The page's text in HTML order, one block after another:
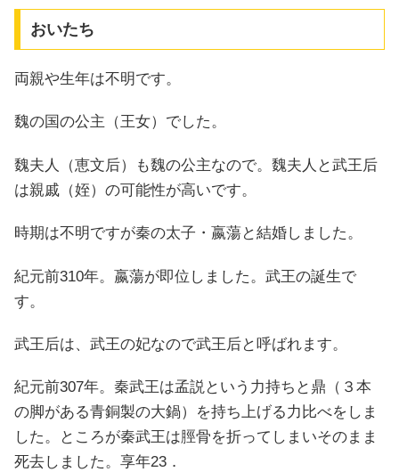
おいたち
両親や生年は不明です。
魏の国の公主（王女）でした。
魏夫人（恵文后）も魏の公主なので。魏夫人と武王后
は親戚（姪）の可能性が高いです。
時期は不明ですが秦の太子・嬴蕩と結婚しました。
紀元前310年。嬴蕩が即位しました。武王の誕生で
す。
武王后は、武王の妃なので武王后と呼ばれます。
紀元前307年。秦武王は孟説という力持ちと鼎（３本
の脚がある青銅製の大鍋）を持ち上げる力比べをしま
した。ところが秦武王は脛骨を折ってしまいそのまま
死去しました。享年23．